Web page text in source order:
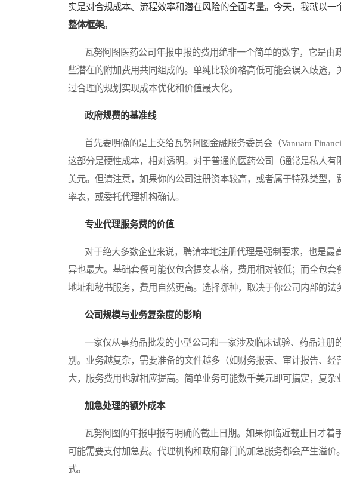
实是对合规成本、流程效率和潜在风险的全面考量。今天，我就以
整体框架。
瓦努阿图医药公司年报申报的费用绝非一个简单的数字，它是由
些潜在的附加费用共同组成的。单纯比较价格高低可能会误入歧途
过合理的规划实现成本优化和价值最大化。
政府规费的基准线
首先要明确的是上交给瓦努阿图金融服务委员会（Vanuatu
这部分是硬性成本，相对透明。对于普通的医药公司（通常是私人
美元。但请注意，如果你的公司注册资本较高，或者属于特殊类型
率表，或委托代理机构确认。
专业代理服务费的价值
对于绝大多数企业来说，聘请本地注册代理是强制要求，也是最
异也最大。基础套餐可能仅包含提交表格，费用相对较低；而全包
地址和秘书服务，费用自然更高。选择哪种，取决于你公司内部的法
公司规模与业务复杂度的影响
一家仅从事药品批发的小型公司和一家涉及临床试验、药品注册
别。业务越复杂，需要准备的文件越多（如财务报表、审计报告、
大，服务费用也就相应提高。简单业务可能数千美元即可搞定，复杂
加急处理的额外成本
瓦努阿图的年报申报有明确的截止日期。如果你临近截止日才着
可能需要支付加急费。代理机构和政府部门的加急服务都会产生溢
式。